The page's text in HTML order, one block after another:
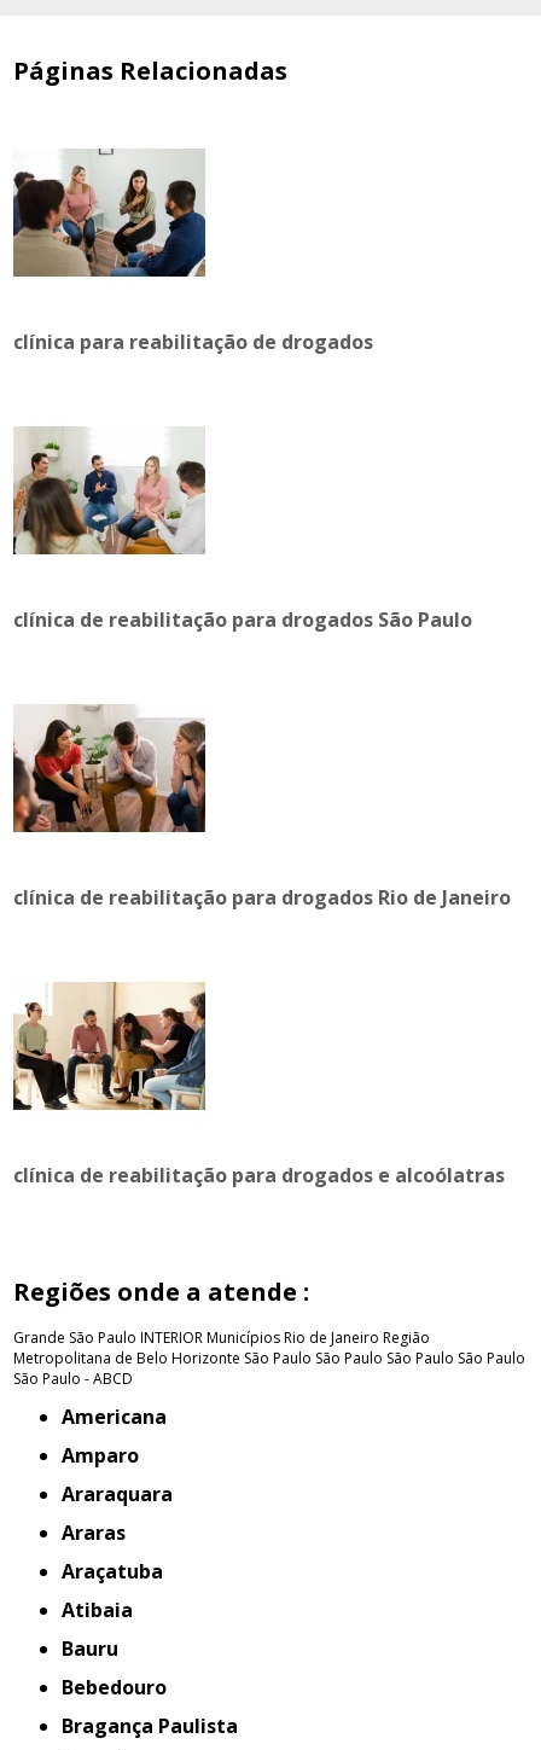
Páginas Relacionadas
clínica para reabilitação de drogados
clínica de reabilitação para drogados São Paulo
clínica de reabilitação para drogados Rio de Janeiro
clínica de reabilitação para drogados e alcoólatras
Regiões onde a atende :
Grande São Paulo INTERIORMunicípios Rio de Janeiro Região
Metropolitana de Belo Horizonte São Paulo São Paulo São Paulo São Paulo
São Paulo - ABCD
Americana
Amparo
Araraquara
Araras
Araçatuba
Atibaia
Bauru
Bebedouro
Bragança Paulista